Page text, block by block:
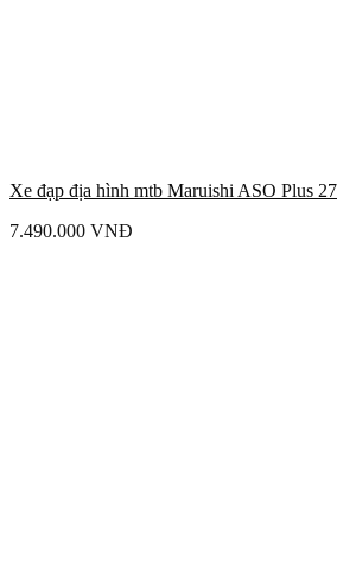
Xe đạp địa hình mtb Maruishi ASO Plus
7.490.000 VNĐ